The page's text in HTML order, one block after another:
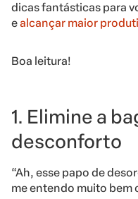
dicas fantásticas para
ealcançar maior
Boa leitura!
1. Elimine a
desconforto
“Ah, esse papo de
me entendo muito bem